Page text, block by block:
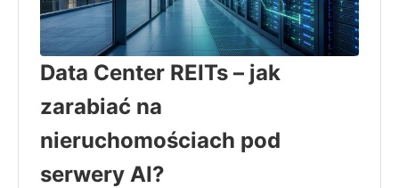
Data Center REITs – jak
zarabiać na
nieruchomościach pod
serwery AI?